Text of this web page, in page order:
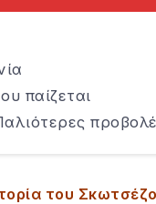
παίζεται
του